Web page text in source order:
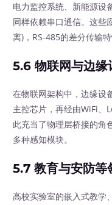
电力监控系统、新能源设
同样依赖串口通信。这些
离)，RS-485的差分传输
5.6 物联网与边缘
在物联网架构中，边缘设
主控芯片，再经由WiFi、
此充当了物理层桥接的角
多种感知模块。
5.7 教育与安防等
高校实验室的嵌入式教学